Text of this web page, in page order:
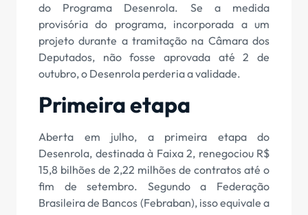
do Programa Desenrola. Se a medida
provisória do programa, incorporada a um
projeto durante a tramitação na Câmara dos
Deputados, não fosse aprovada até 2 de
outubro, o Desenrola perderia a validade.
Primeira etapa
Aberta em julho, a primeira etapa do
Desenrola, destinada à Faixa 2, renegociou R$
15,8 bilhões de 2,22 milhões de contratos até o
fim de setembro. Segundo a Federação
Brasileira de Bancos (Febraban), isso equivale a